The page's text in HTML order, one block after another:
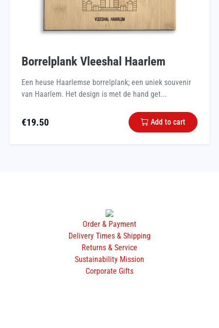
Borrelplank Vleeshal Haarlem
Een heuse Haarlemse borrelplank; een uniek souvenir
van Haarlem. Het design is met de hand get...
€19.50 Add to cart
Order & Payment
Delivery Times & Shipping
Returns & Service
Sustainability Mission
Corporate Gifts